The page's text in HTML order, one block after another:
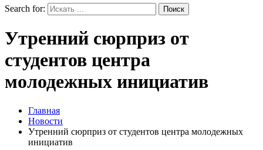
Search for:
Утренний сюрприз от
студентов центра
молодежных инициатив
Главная
Новости
Утренний сюрприз от студентов центра молодежных
инициатив